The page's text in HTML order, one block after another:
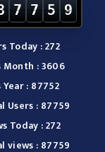
7 7 5 9
Today : 272
Month : 3606
: 87752
Users : 87759
Today : 272
views : 87759